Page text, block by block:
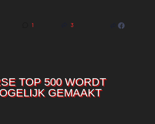
1 3
TOP 500 WORDT
GEMAAKT